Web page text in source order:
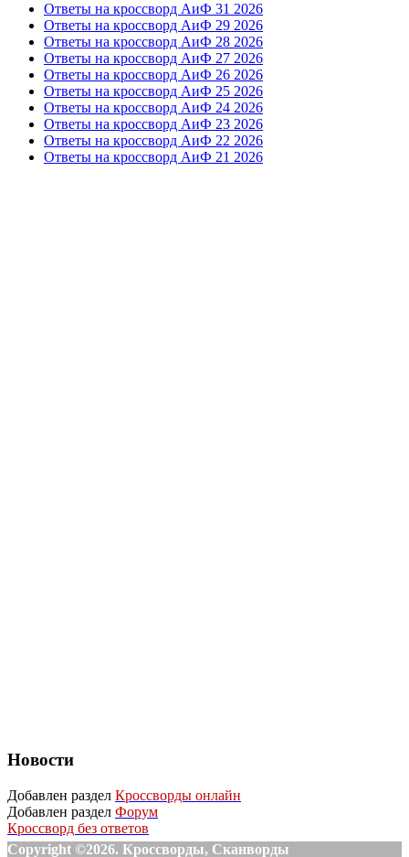
Ответы на кроссворд АиФ 31 2026
Ответы на кроссворд АиФ 29 2026
Ответы на кроссворд АиФ 28 2026
Ответы на кроссворд АиФ 27 2026
Ответы на кроссворд АиФ 26 2026
Ответы на кроссворд АиФ 25 2026
Ответы на кроссворд АиФ 24 2026
Ответы на кроссворд АиФ 23 2026
Ответы на кроссворд АиФ 22 2026
Ответы на кроссворд АиФ 21 2026
Новости
Добавлен раздел Кроссворды онлайн
Добавлен раздел Форум
Кроссворд без ответов
Copyright ©2026. Кроссворды, Сканворды